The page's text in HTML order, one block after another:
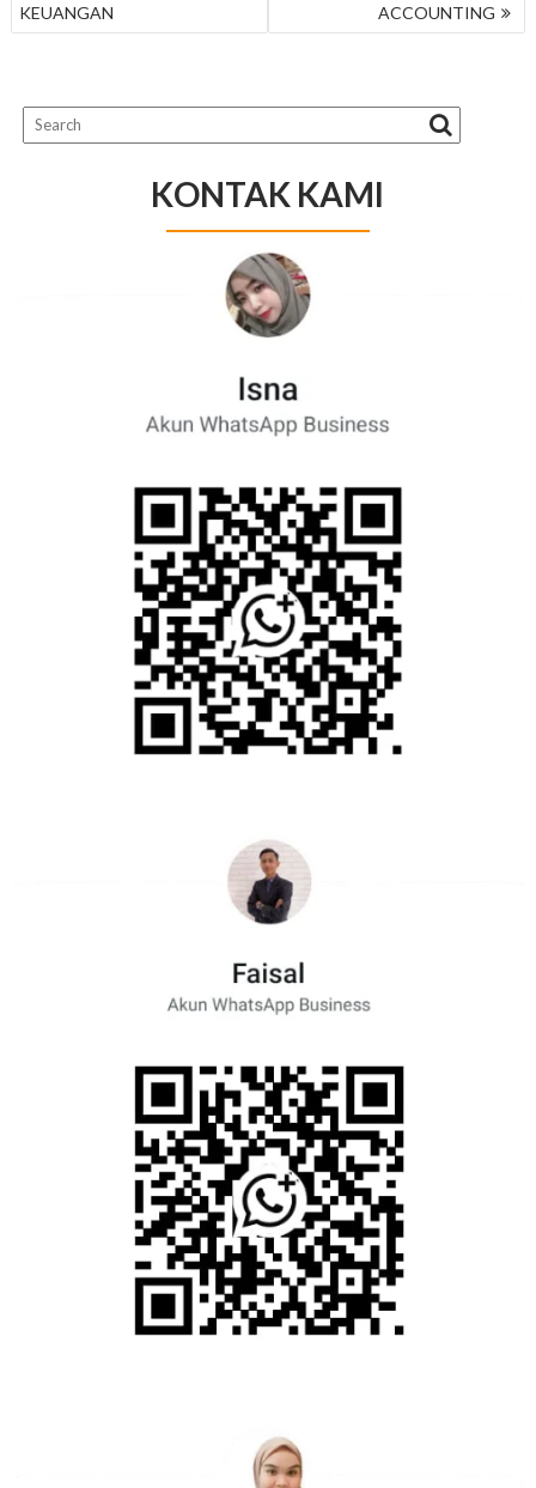
KEUANGAN
ACCOUNTING
KONTAK KAMI